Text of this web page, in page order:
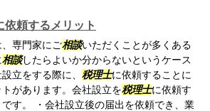
頼するメリット
専門家にご相談いただくことが多くある
相談したらよいか分からないというケース
立をする際に、 税理士に依頼することに
があります。会社設立を税理士に依頼す
す。 ・会社設立後の届出を依頼でき、業